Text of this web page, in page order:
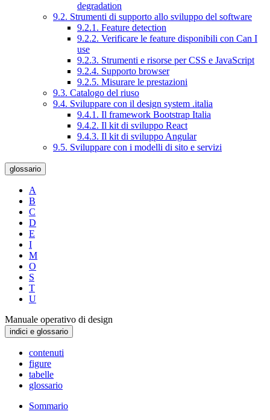
degradation
9.2. Strumenti di supporto allo sviluppo del software
9.2.1. Feature detection
9.2.2. Verificare le feature disponibili con Can I
use
9.2.3. Strumenti e risorse per CSS e JavaScript
9.2.4. Supporto browser
9.2.5. Misurare le prestazioni
9.3. Catalogo del riuso
9.4. Sviluppare con il design system .italia
9.4.1. Il framework Bootstrap Italia
9.4.2. Il kit di sviluppo React
9.4.3. Il kit di sviluppo Angular
9.5. Sviluppare con i modelli di sito e servizi
glossario
A
B
C
D
E
I
M
O
S
T
U
Manuale operativo di design
indici e glossario
contenuti
figure
tabelle
glossario
Sommario